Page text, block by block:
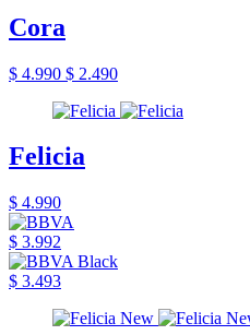
Cora
$ 4.990 $ 2.490
Felicia
$ 4.990
$ 3.992
$ 3.493